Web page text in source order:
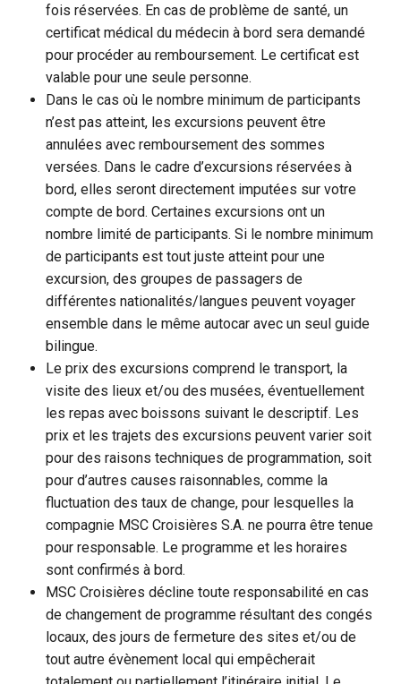
fois réservées. En cas de problème de santé, un
certificat médical du médecin à bord sera demandé
pour procéder au remboursement. Le certificat est
valable pour une seule personne.
Dans le cas où le nombre minimum de participants
n’est pas atteint, les excursions peuvent être
annulées avec remboursement des sommes
versées. Dans le cadre d’excursions réservées à
bord, elles seront directement imputées sur votre
compte de bord. Certaines excursions ont un
nombre limité de participants. Si le nombre minimum
de participants est tout juste atteint pour une
excursion, des groupes de passagers de
différentes nationalités/langues peuvent voyager
ensemble dans le même autocar avec un seul guide
bilingue.
Le prix des excursions comprend le transport, la
visite des lieux et/ou des musées, éventuellement
les repas avec boissons suivant le descriptif. Les
prix et les trajets des excursions peuvent varier soit
pour des raisons techniques de programmation, soit
pour d’autres causes raisonnables, comme la
fluctuation des taux de change, pour lesquelles la
compagnie MSC Croisières S.A. ne pourra être tenue
pour responsable. Le programme et les horaires
sont confirmés à bord.
MSC Croisières décline toute responsabilité en cas
de changement de programme résultant des congés
locaux, des jours de fermeture des sites et/ou de
tout autre évènement local qui empêcherait